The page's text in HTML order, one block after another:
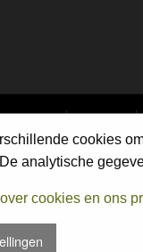
UPLOAD ALBUMS
cookies
analytische
cookies en ons